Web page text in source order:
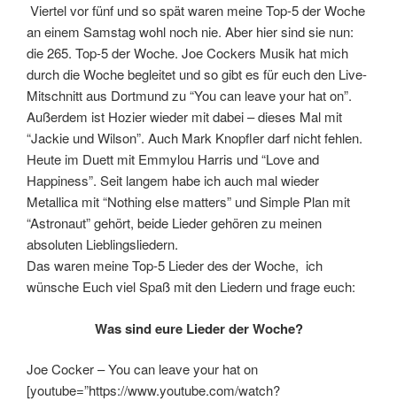
Viertel vor fünf und so spät waren meine Top-5 der Woche
an einem Samstag wohl noch nie. Aber hier sind sie nun:
die 265. Top-5 der Woche. Joe Cockers Musik hat mich
durch die Woche begleitet und so gibt es für euch den Live-
Mitschnitt aus Dortmund zu “You can leave your hat on”.
Außerdem ist Hozier wieder mit dabei – dieses Mal mit
“Jackie und Wilson”. Auch Mark Knopfler darf nicht fehlen.
Heute im Duett mit Emmylou Harris und “Love and
Happiness”. Seit langem habe ich auch mal wieder
Metallica mit “Nothing else matters” und Simple Plan mit
“Astronaut” gehört, beide Lieder gehören zu meinen
absoluten Lieblingsliedern.
Das waren meine Top-5 Lieder des der Woche, ich
wünsche Euch viel Spaß mit den Liedern und frage euch:
Was sind eure Lieder der Woche?
Joe Cocker – You can leave your hat on
[youtube=”https://www.youtube.com/watch?